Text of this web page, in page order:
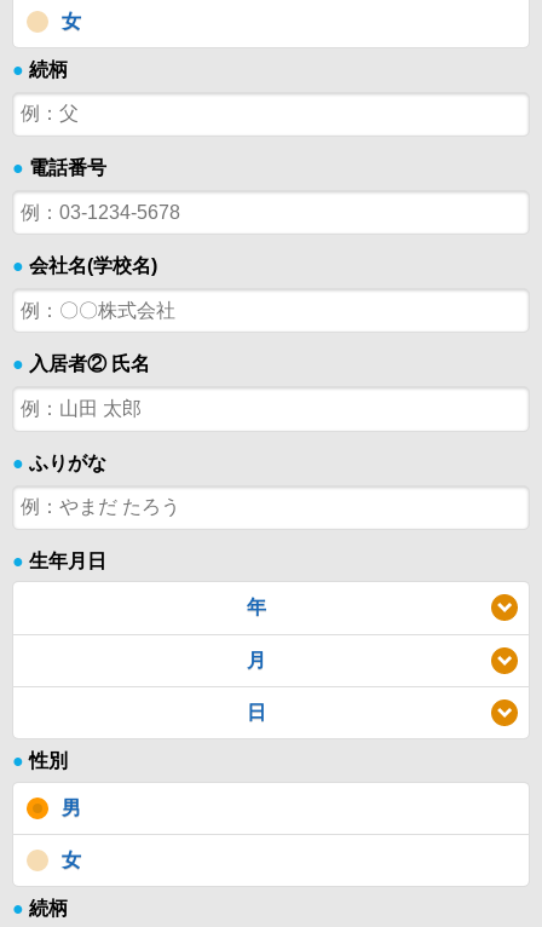
女
● 続柄
● 電話番号
● 会社名(学校名)
● 入居者② 氏名
● ふりがな
● 生年月日
年
月
日
● 性別
男
女
● 続柄